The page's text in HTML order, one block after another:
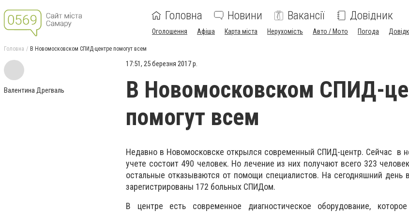
Головна Новини Вакансії Довідник
Оголошення Афіша Карта міста Нерухомість Авто / Мото Погода
Головна В Новомосковском СПИД-центре помогут всем
Валентина Дрегваль
17:51, 25 березня 2017 р.
В Новомосковском СПИД-
помогут всем
Недавно в Новомосковске открылся современный СПИД-центр. Сейчас в
учете состоит 490 человек. Но лечение из них получают всего 323
остальные отказываются от помощи специалистов. На сегодняшний день
зарегистрированы 172 больных СПИДом.
В центре есть современное диагностическое оборудование,